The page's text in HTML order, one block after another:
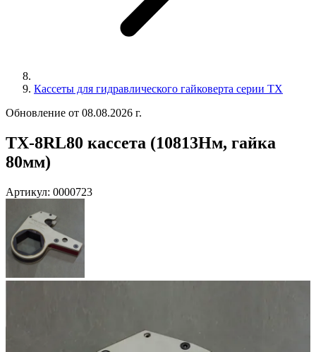
Кассеты для гидравлического гайковерта серии TX
Обновление от 08.08.2026 г.
TX-8RL80 кассета (10813Нм, гайка
80мм)
Артикул: 0000723